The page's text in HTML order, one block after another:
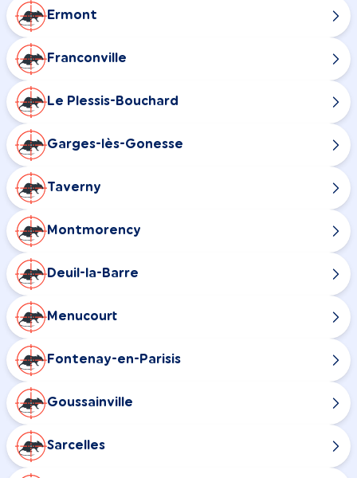
Ermont
Franconville
Le Plessis-Bouchard
Garges-lès-Gonesse
Taverny
Montmorency
Deuil-la-Barre
Menucourt
Fontenay-en-Parisis
Goussainville
Sarcelles